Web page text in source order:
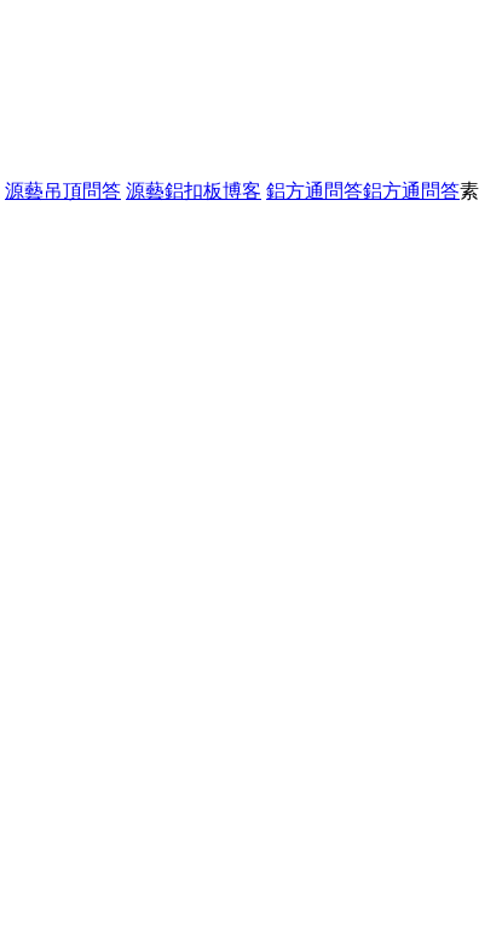
源藝吊頂問答 源藝鋁扣板博客 鋁方通問答鋁方通問答素